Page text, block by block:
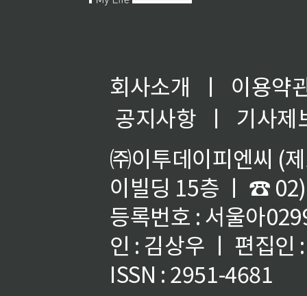
회사소개 ㅣ
이용약
공지사항
ㅣ
기사제
㈜이투데이피엔씨 (
이빌딩 15층 ㅣ ☎
등록번호 : 서울아
인 : 김상우 ㅣ 편집인
ISSN : 2951-4681